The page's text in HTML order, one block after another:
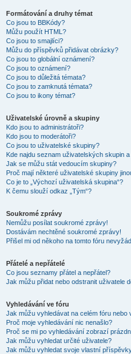
Formátování a druhy témat
Co jsou to BBKódy?
Můžu použít HTML?
Co jsou to smajlíci?
Můžu do příspěvků přidávat obrázky?
Co jsou to globální oznámení?
Co jsou to oznámení?
Co jsou to důležitá témata?
Co jsou to zamknutá témata?
Co jsou to ikony témat?
Uživatelské úrovně a skupiny
Kdo jsou to administrátoři?
Kdo jsou to moderátoři?
Co jsou to uživatelské skupiny?
Kde najdu seznam uživatelských skupin
Jak se můžu stát vedoucím skupiny?
Proč mají některé uživatelské skupiny
Co je to „Výchozí uživatelská skupina“?
K čemu slouží odkaz „Tým“?
Soukromé zprávy
Nemůžu posílat soukromé zprávy!
Dostávám nechtěné soukromé zprávy!
Přišel mi od někoho na tomto fóru
Přátelé a nepřátelé
Co jsou seznamy přátel a nepřátel?
Jak můžu přidat nebo odstranit uživatele
Vyhledávání ve fóru
Jak můžu vyhledávat na celém fóru nebo
Proč moje vyhledávání nic nenašlo?
Proč se mi po vyhledávání zobrazí
Jak můžu vyhledat určité uživatele?
Jak můžu vyhledat svoje vlastní